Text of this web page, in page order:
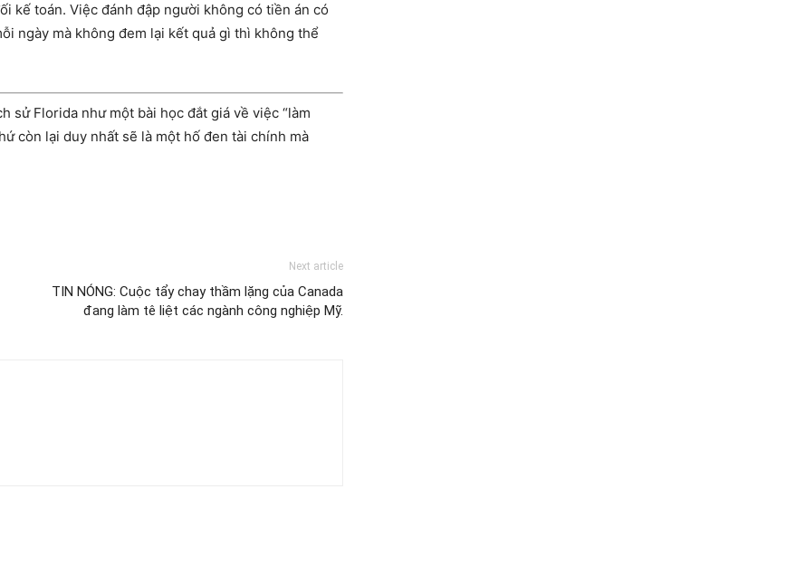
kế toán. Việc đánh đập người không có tiền án có
ngày mà không đem lại kết quả gì thì không thể
sử Florida như một bài học đắt giá về việc “làm
còn lại duy nhất sẽ là một hố đen tài chính mà
Next article
TIN NÓNG: Cuộc tẩy chay thầm lặng của Canada
đang làm tê liệt các ngành công nghiệp Mỹ.